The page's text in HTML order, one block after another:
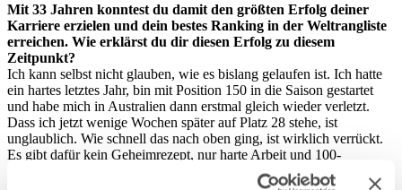
Mit 33 Jahren konntest du damit den größten Erfolg deiner
Karriere erzielen und dein bestes Ranking in der Weltrangliste
erreichen. Wie erklärst du dir diesen Erfolg zu diesem
Zeitpunkt?
Ich kann selbst nicht glauben, wie es bislang gelaufen ist. Ich hatte
ein hartes letztes Jahr, bin mit Position 150 in die Saison gestartet
und habe mich in Australien dann erstmal gleich wieder verletzt.
Dass ich jetzt wenige Wochen später auf Platz 28 stehe, ist
unglaublich. Wie schnell das nach oben ging, ist wirklich verrückt.
Es gibt dafür kein Geheimrezept, nur harte Arbeit und 100-